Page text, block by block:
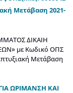
Μετάβαση 2021-
ΔΙΚΑΙΗ
με Κωδικό ΟΠΣ
Μετάβαση
ΩΡΙΜΑΝΣΗ ΚΑΙ